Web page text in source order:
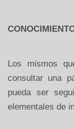
Los mismos
consultar una
pueda ser
elementales de